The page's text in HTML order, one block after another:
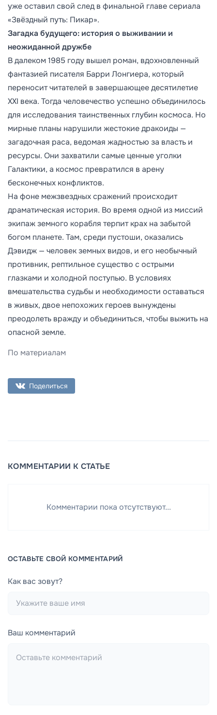
уже оставил свой след в финальной главе сериала
«Звёздный путь: Пикар».
Загадка будущего: история о выживании и
неожиданной дружбе
В далеком 1985 году вышел роман, вдохновленный
фантазией писателя Барри Лонгиера, который
переносит читателей в завершающее десятилетие
XXI века. Тогда человечество успешно объединилось
для исследования таинственных глубин космоса. Но
мирные планы нарушили жестокие дракоиды —
загадочная раса, ведомая жадностью за власть и
ресурсы. Они захватили самые ценные уголки
Галактики, а космос превратился в арену
бесконечных конфликтов.
На фоне межзвездных сражений происходит
драматическая история. Во время одной из миссий
экипаж земного корабля терпит крах на забытой
богом планете. Там, среди пустоши, оказались
Дэвидж — человек земных видов, и его необычный
противник, рептильное существо с острыми
глазками и холодной поступью. В условиях
вмешательства судьбы и необходимости оставаться
в живых, двое непохожих героев вынуждены
преодолеть вражду и объединиться, чтобы выжить на
опасной земле.
По материалам
Поделиться
КОММЕНТАРИИ К СТАТЬЕ
Комментарии пока отсутствуют...
ОСТАВЬТЕ СВОЙ КОММЕНТАРИЙ
Как вас зовут?
Ваш комментарий